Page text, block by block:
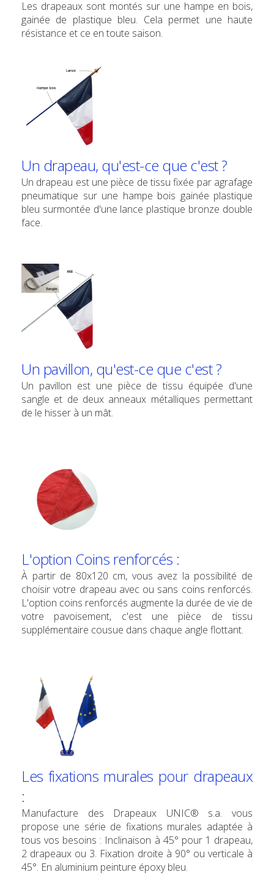
Les drapeaux sont montés sur une hampe en bois,
gainée de plastique bleu. Cela permet une haute
résistance et ce en toute saison.
Un drapeau, qu'est-ce que c'est ?
Un drapeau est une pièce de tissu fixée par agrafage
pneumatique sur une hampe bois gainée plastique
bleu surmontée d'une lance plastique bronze double
face.
Un pavillon, qu'est-ce que c'est ?
Un pavillon est une pièce de tissu équipée d'une
sangle et de deux anneaux métalliques permettant
de le hisser à un mât.
L'option Coins renforcés :
À partir de 80x120 cm, vous avez la possibilité de
choisir votre drapeau avec ou sans coins renforcés.
L'option coins renforcés augmente la durée de vie de
votre pavoisement, c'est une pièce de tissu
supplémentaire cousue dans chaque angle flottant.
Les fixations murales pour drapeaux
:
Manufacture des Drapeaux UNIC® s.a. vous
propose une série de fixations murales adaptée à
tous vos besoins : Inclinaison à 45° pour 1 drapeau,
2 drapeaux ou 3. Fixation droite à 90° ou verticale à
45°. En aluminium peinture époxy bleu.